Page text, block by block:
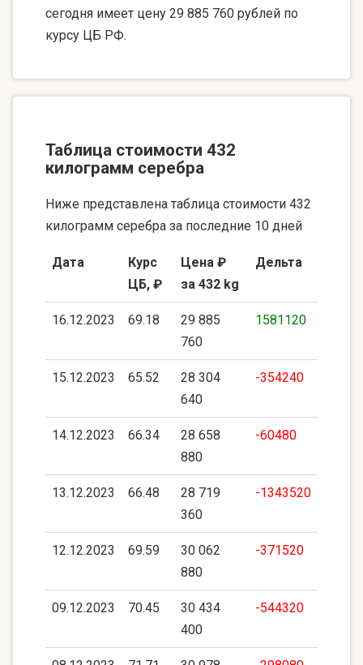
сегодня имеет цену 29 885 760 рублей по
курсу ЦБ РФ.
Таблица стоимости 432
килограмм серебра
Ниже представлена таблица стоимости 432
килограмм серебра за последние 10 дней
Дата
Курс
ЦБ, ₽
Цена ₽
за 432 kg
Дельта
16.12.2023 69.18
29 885
760
1581120
15.12.2023 65.52
28 304
640
-354240
14.12.2023 66.34
28 658
880
-60480
13.12.2023 66.48
28 719
360
-1343520
12.12.2023 69.59
30 062
880
-371520
09.12.2023 70.45
30 434
400
-544320